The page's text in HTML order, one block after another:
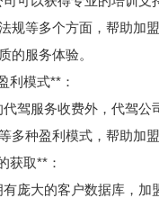
规等多个方面，帮助加
的服务体验。
利模式**：
驾服务收费外，代驾公
多种盈利模式，帮助加
获取**：
庞大的客户数据库，加